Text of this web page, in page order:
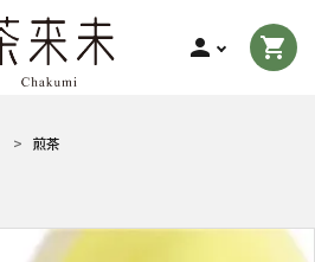
person shopping_cart
煎茶